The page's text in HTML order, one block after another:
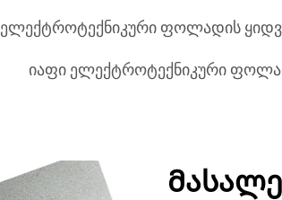
ელექტროტექნიკური ფოლადის
იაფი ელექტროტექნიკური